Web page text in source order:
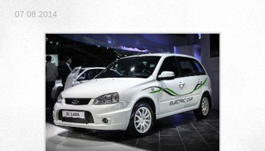
07.08.2014